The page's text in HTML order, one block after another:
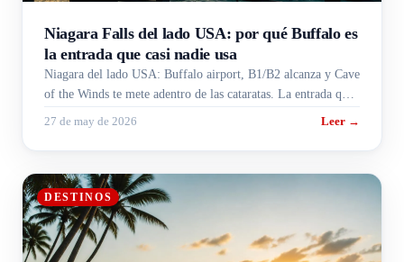
Niagara Falls del lado USA: por qué Buffalo es
la entrada que casi nadie usa
Niagara del lado USA: Buffalo airport, B1/B2 alcanza y Cave
of the Winds te mete adentro de las cataratas. La entrada que
27 de may de 2026 Leer →
DESTINOS